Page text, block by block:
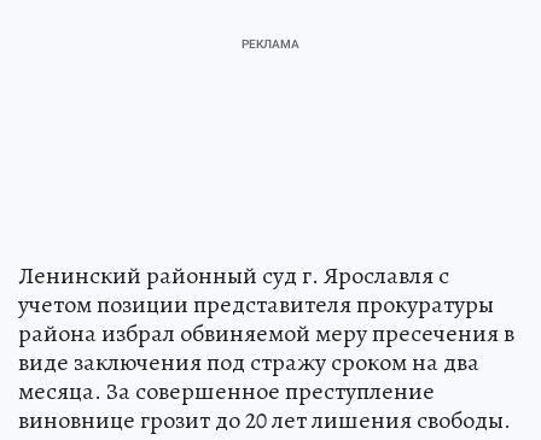
Ленинский районный суд г. Ярославля с
учетом позиции представителя прокуратуры
района избрал обвиняемой меру пресечения в
виде заключения под стражу сроком на два
месяца. За совершенное преступление
виновнице грозит до 20 лет лишения свободы.